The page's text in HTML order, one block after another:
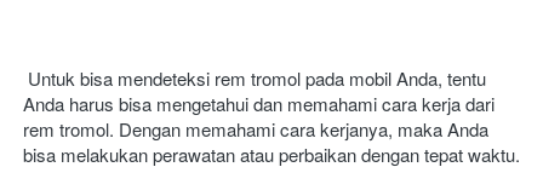
Untuk bisa mendeteksi rem tromol pada mobil Anda, tentu
Anda harus bisa mengetahui dan memahami cara kerja dari
rem tromol. Dengan memahami cara kerjanya, maka Anda
bisa melakukan perawatan atau perbaikan dengan tepat waktu.